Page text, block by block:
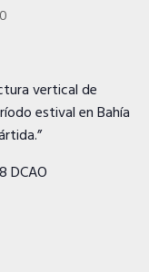
vertical de
estival en Bahía
DCAO